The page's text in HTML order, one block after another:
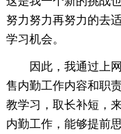
努力努力再努力的去
学习机会。
因此，我通过上网
售内勤工作内容和职
教学习，取长补短，
内勤工作，能够提前